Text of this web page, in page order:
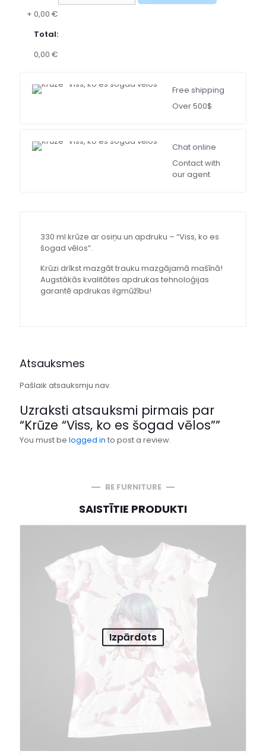
+ 0,00 €
Total:
0,00 €
Free shipping
Over 500$
Chat online
Contact with
our agent
330 ml krūze ar osiņu un apdruku – “Viss, ko es
šogad vēlos”.
Krūzi drīkst mazgāt trauku mazgājamā mašīnā!
Augstākās kvalitātes apdrukas tehnoloģijas
garantē apdrukas ilgmūžību!
Atsauksmes
Pašlaik atsauksmju nav.
Uzraksti atsauksmi pirmais par
“Krūze “Viss, ko es šogad vēlos””
You must be logged in to post a review.
BE FURNITURE
SAISTĪTIE PRODUKTI
Izpārdots